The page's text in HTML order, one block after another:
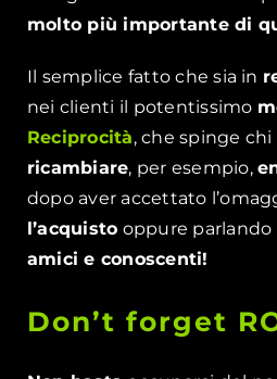
molto più importante di
Il semplice fatto che sia in
nei clienti il potentissimo
Reciprocità, che spinge
ricambiare, per esempio,
dopo aver accettato
l’acquisto oppure parlando
amici e conoscenti!
Don’t forget